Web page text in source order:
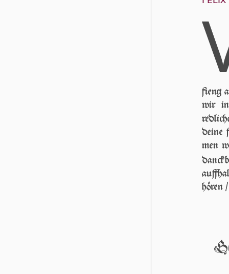
fieng
wir in
deine
men
hören